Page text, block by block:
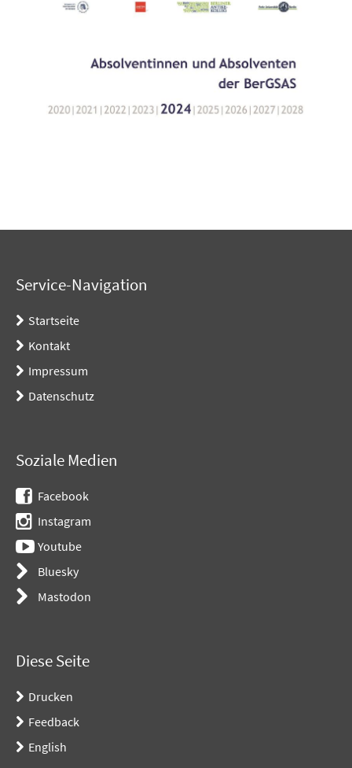
Service-Navigation
Startseite
Kontakt
Impressum
Datenschutz
Soziale Medien
Facebook
Instagram
Youtube
Bluesky
Mastodon
Diese Seite
Drucken
Feedback
English